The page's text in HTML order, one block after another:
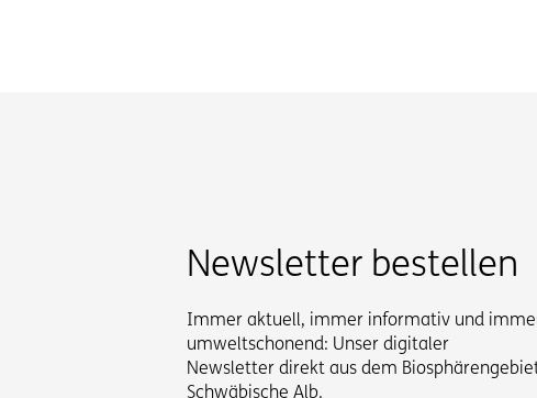
Newsletter bestellen
Immer aktuell, immer informativ und
umweltschonend: Unser digitaler
Newsletter direkt aus dem
Schwäbische Alb.